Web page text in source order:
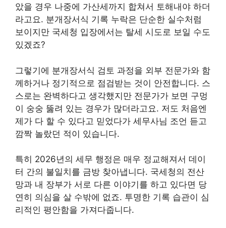
았을 경우 나중에 가산세까지 합쳐서 토해내야 하더
라고요. 분개장서식 기록 누락은 단순한 실수처럼
보이지만 국세청 입장에서는 탈세 시도로 보일 수도
있겠죠?
그렇기에 분개장서식 검토 과정을 외부 전문가와 함
께하거나 정기적으로 점검받는 것이 안전합니다. 스
스로는 완벽하다고 생각했지만 전문가가 보면 구멍
이 숭숭 뚫려 있는 경우가 많더라고요. 저도 처음엔
제가 다 할 수 있다고 믿었다가 세무사님 조언 듣고
깜짝 놀랐던 적이 있습니다.
특히 2026년의 세무 행정은 매우 정교해져서 데이
터 간의 불일치를 금방 찾아냅니다. 국세청의 전산
망과 내 장부가 서로 다른 이야기를 하고 있다면 당
연히 의심을 살 수밖에 없죠. 투명한 기록 습관이 심
리적인 평안함을 가져다줍니다.